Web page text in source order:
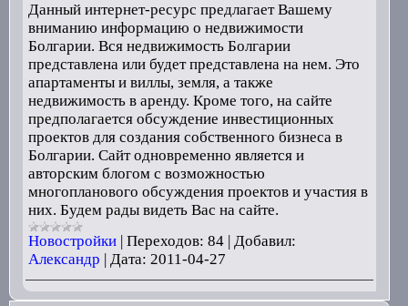
Данный интернет-ресурс предлагает Вашему
вниманию информацию о недвижимости
Болгарии. Вся недвижимость Болгарии
представлена или будет представлена на нем. Это
апартаменты и виллы, земля, а также
недвижимость в аренду. Кроме того, на сайте
предполагается обсуждение инвестиционных
проектов для создания собственного бизнеса в
Болгарии. Сайт одновременно является и
авторским блогом с возможностью
многопланового обсуждения проектов и участия в
них. Будем рады видеть Вас на сайте.
Новостройки| Переходов: 84 Добавил:
Александр
Дата: 2011-04-27